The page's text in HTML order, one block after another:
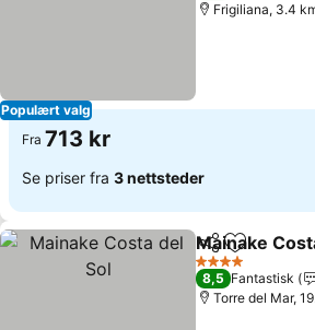
Populært valg
Frigiliana, 3.4
Fra 713 kr
Se priser fra 3 nettsteder
Del Legg til i
Mainake
4 Stjerner
8,5 Fantastisk
Torre del Mar,